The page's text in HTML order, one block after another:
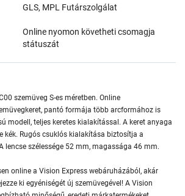
GLS, MPL Futárszolgálat
Online nyomon követheti csomagja
státuszát
szemüveg S-es méretben. Online
pantó formája több arcformához is
modell, teljes keretes kialakítással. A keret anyaga
kék. Rugós csuklós kialakítása biztosítja a
lencse szélessége 52 mm, magassága 46 mm.
online a Vision Express webáruházából, akár
ki egyéniségét új szemüvegével! A Vision